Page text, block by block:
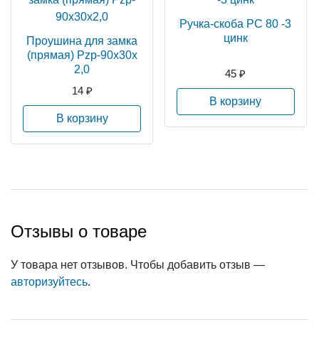
Проушина для замка
(прямая) Pzp-90х30х
2,0
14 ₽
В корзину
Ручка-скоба РС 80 -3
цинк
45 ₽
В корзину
Отзывы о товаре
У товара нет отзывов. Чтобы добавить отзыв —
авторизуйтесь.